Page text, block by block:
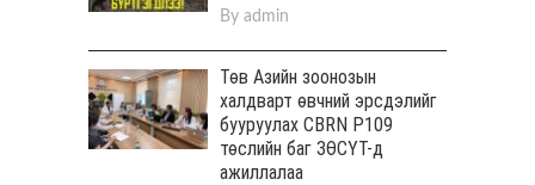
By admin
Төв Aзийн зоонозын
халдварт өвчний эрсдэлийг
бууруулах CBRN P109
төслийн баг ЗӨСҮТ-д
ажиллалаа